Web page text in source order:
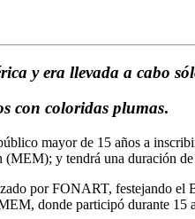
y era llevada a cabo
con coloridas plumas.
mayor de 15 años a
y tendrá una duración de
por FONART, festejando
donde participó durante 15